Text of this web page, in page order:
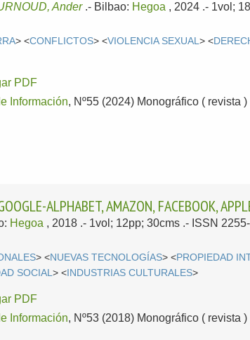
Ander .- Bilbao: Hegoa , 2024 .- 1vol;
> <CONFLICTOS> <VIOLENCIA SEXUAL> <
PDF
Información, Nº55 (2024) Monográfico ( revista )
ALPHABET, AMAZON, FACEBOOK,
Hegoa , 2018 .- 1vol; 12pp; 30cms .- ISSN
> <NUEVAS TECNOLOGÍAS> <PROPIEDAD
SOCIAL> <INDUSTRIAS CULTURALES>
PDF
Información, Nº53 (2018) Monográfico ( revista )